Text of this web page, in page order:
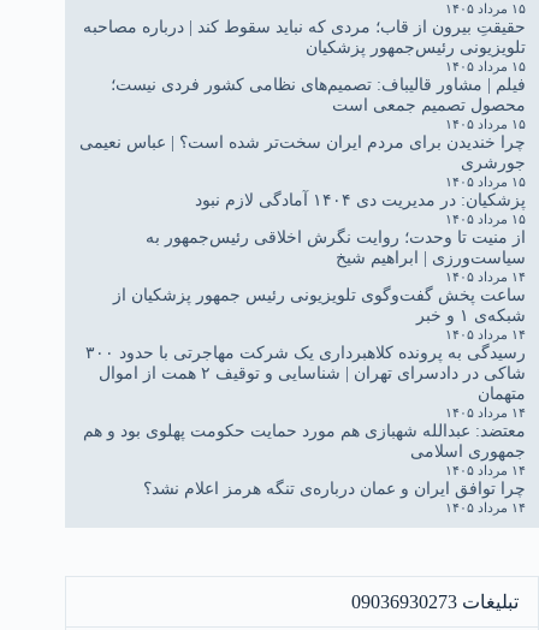
۱۵ مرداد ۱۴۰۵
حقیقتِ بیرون از قاب؛ مردی که نباید سقوط کند | درباره مصاحبه
تلویزیونی رئیس‌جمهور پزشکیان
۱۵ مرداد ۱۴۰۵
فیلم | مشاور قالیباف: تصمیم‌های نظامی کشور فردی نیست؛
محصول تصمیم جمعی است
۱۵ مرداد ۱۴۰۵
چرا خندیدن برای مردم ایران سخت‌تر شده است؟ | عباس نعیمی
جورشری
۱۵ مرداد ۱۴۰۵
پزشکیان: در مدیریت دی ۱۴۰۴ آمادگی لازم نبود
۱۵ مرداد ۱۴۰۵
از منیت تا وحدت؛ روایت نگرش اخلاقی رئیس‌جمهور به
سیاست‌ورزی | ابراهیم شیخ
۱۴ مرداد ۱۴۰۵
ساعت پخش گفت‌وگوی تلویزیونی رئیس جمهور پزشکیان از
شبکه‌ی ۱ و خبر
۱۴ مرداد ۱۴۰۵
رسیدگی به پرونده کلاهبرداری یک شرکت مهاجرتی با حدود ۳۰۰
شاکی در دادسرای تهران | شناسایی و توقیف ۲ همت از اموال
متهمان
۱۴ مرداد ۱۴۰۵
معتضد: عبدالله شهبازی هم مورد حمایت حکومت پهلوی بود و هم
جمهوری اسلامی
۱۴ مرداد ۱۴۰۵
چرا توافق ایران و عمان درباره‌ی تنگه هرمز اعلام نشد؟
۱۴ مرداد ۱۴۰۵
تبلیغات 09036930273